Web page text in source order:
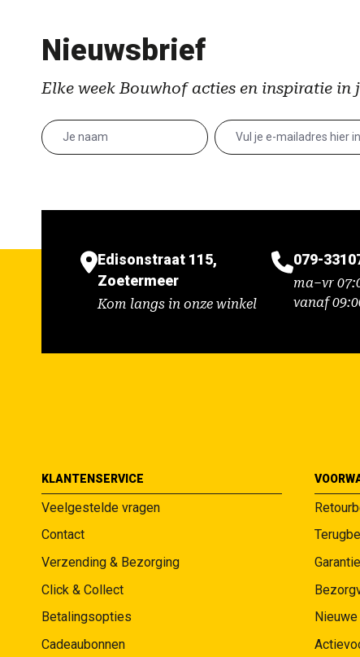
Nieuwsbrief
Elke week Bouwhof acties en inspiratie in
Edisonstraat 115,
Zoetermeer
Kom langs in onze winkel
079-
ma–vr
vanaf
KLANTENSERVICE
Veelgestelde vragen
Contact
Verzending & Bezorging
Click & Collect
Betalingsopties
Cadeaubonnen
Garantie